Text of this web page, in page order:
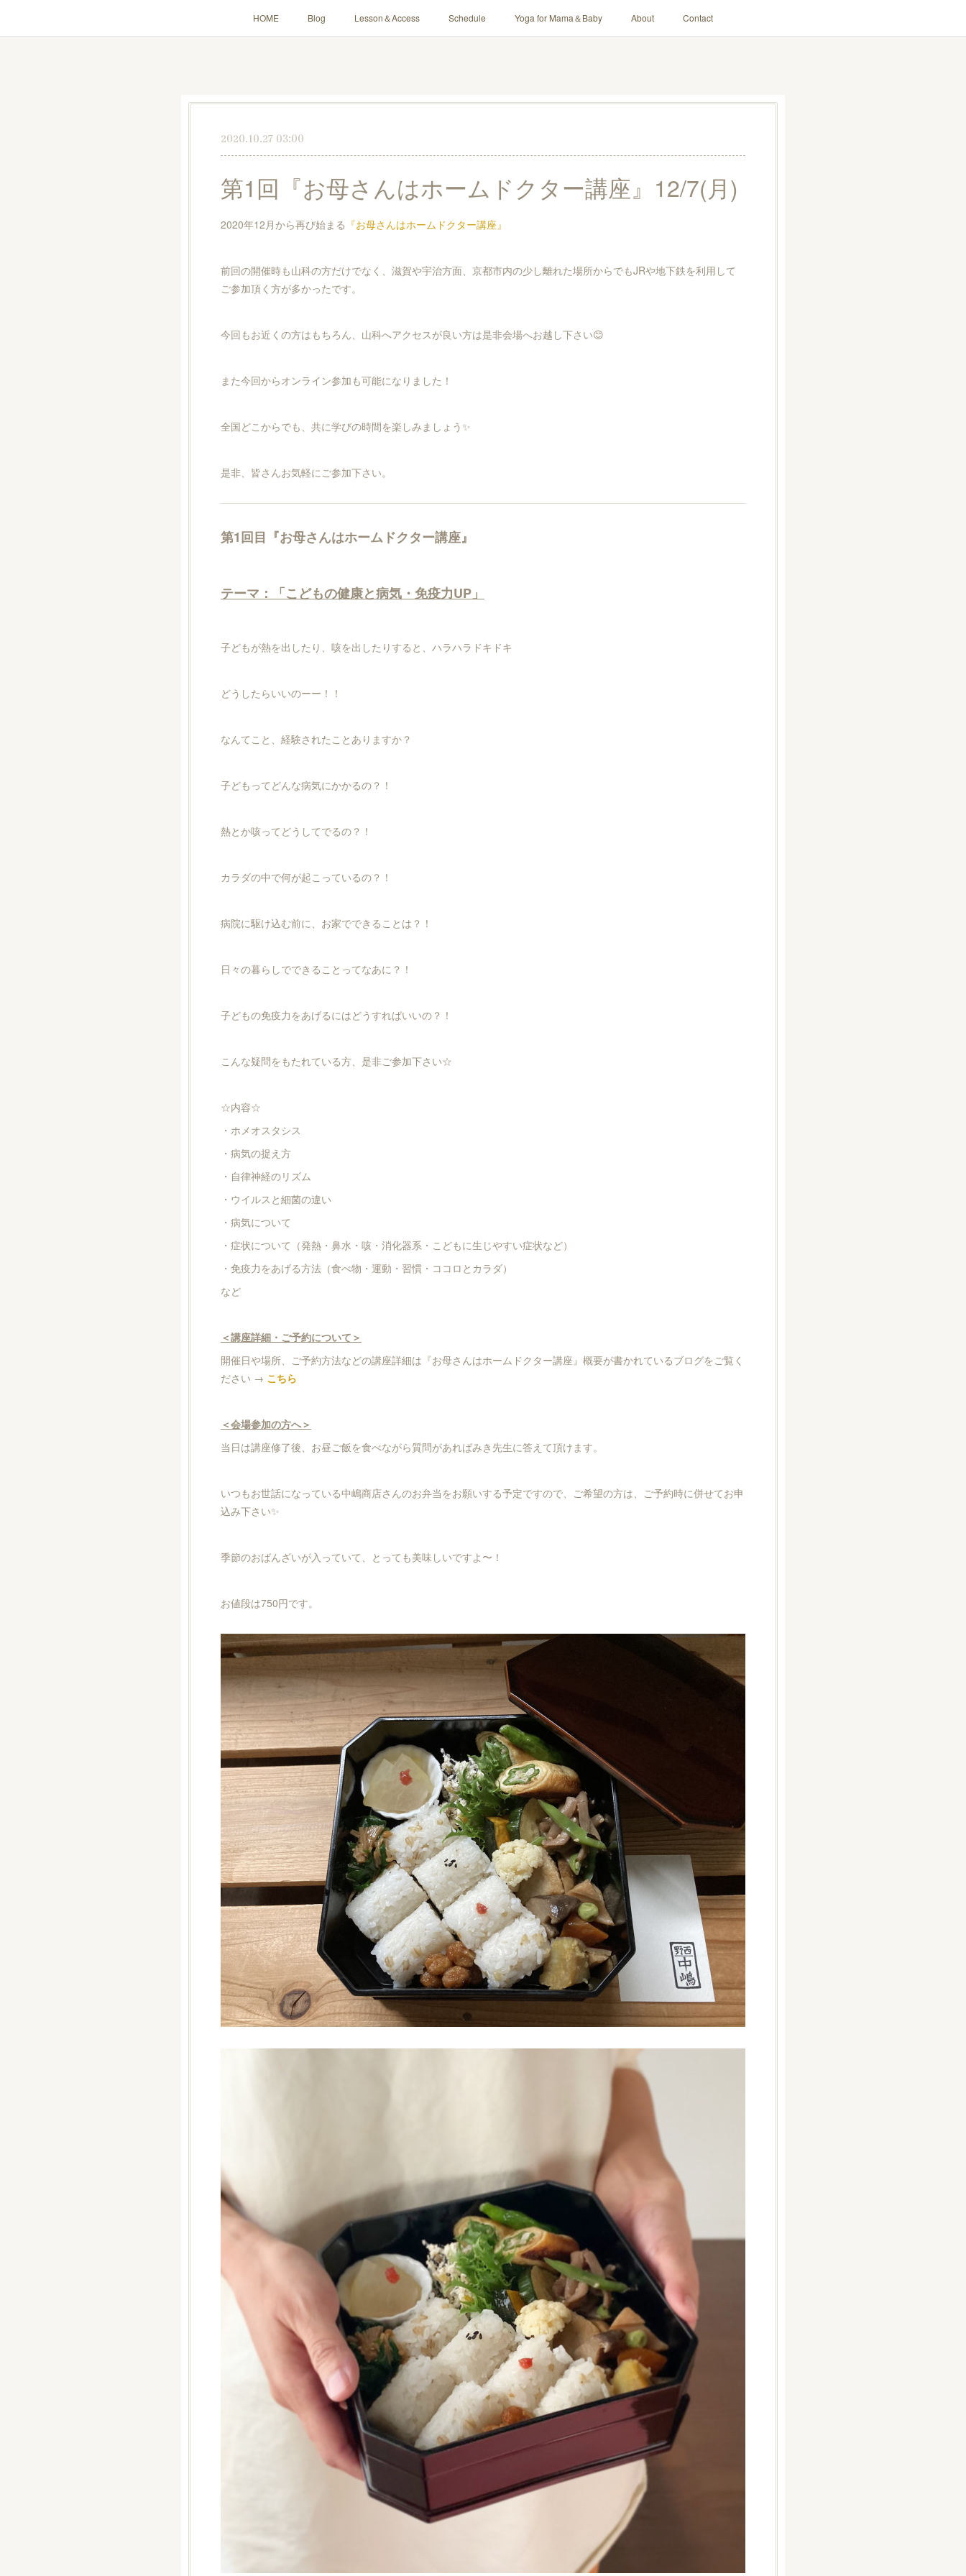
HOME Blog Lesson＆Access Schedule Yoga for Mama＆Baby About Contact
2020.10.27 03:00
第1回『お母さんはホームドクター講座』12/7(月)
2020年12月から再び始まる 『お母さんはホームドクター講座』
前回の開催時も山科の方だけでなく、滋賀や宇治方面、京都市内の少し離れた場所からでもJRや地下鉄を利用して
ご参加頂く方が多かったです。
今回もお近くの方はもちろん、山科へアクセスが良い方は是非会場へお越し下さい😊
また今回からオンライン参加も可能になりました！
全国どこからでも、共に学びの時間を楽しみましょう✨
是非、皆さんお気軽にご参加下さい。
第1回目『お母さんはホームドクター講座』
テーマ：「こどもの健康と病気・免疫力UP」
子どもが熱を出したり、咳を出したりすると、ハラハラドキドキ
どうしたらいいのーー！！
なんてこと、経験されたことありますか？
子どもってどんな病気にかかるの？！
熱とか咳ってどうしてでるの？！
カラダの中で何が起こっているの？！
病院に駆け込む前に、お家でできることは？！
日々の暮らしでできることってなあに？！
子どもの免疫力をあげるにはどうすればいいの？！
こんな疑問をもたれている方、是非ご参加下さい☆
☆内容☆
・ホメオスタシス
・病気の捉え方
・自律神経のリズム
・ウイルスと細菌の違い
・病気について
・症状について（発熱・鼻水・咳・消化器系・こどもに生じやすい症状など）
・免疫力をあげる方法（食べ物・運動・習慣・ココロとカラダ）
など
＜講座詳細・ご予約について＞
開催日や場所、ご予約方法などの講座詳細は『お母さんはホームドクター講座』概要が書かれているブログをご覧く
ださい → こちら
＜会場参加の方へ＞
当日は講座修了後、お昼ご飯を食べながら質問があればみき先生に答えて頂けます。
いつもお世話になっている中嶋商店さんのお弁当をお願いする予定ですので、ご希望の方は、ご予約時に併せてお申
込み下さい✨
季節のおばんざいが入っていて、とっても美味しいですよ〜！
お値段は750円です。